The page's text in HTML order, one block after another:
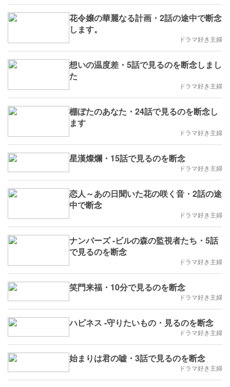
花令嬢の華麗なる計画・2話の途中で断念
します。
ドラマ好き主婦
想いの温度差・5話で見るのを断念しまし
た
ドラマ好き主婦
棚ぼたのあなた・24話で見るのを断念し
ます
ドラマ好き主婦
星漢燦爛・15話で見るのを断念
ドラマ好き主婦
恋人～あの日聞いた花の咲く音・2話の途
中で断念
ドラマ好き主婦
ナンバーズ -ビルの森の監視者たち・5話
で見るのを断念
ドラマ好き主婦
笑門来福・10分で見るのを断念
ドラマ好き主婦
ハピネス -守りたいもの・見るのを断念
ドラマ好き主婦
始まりは君の嘘・3話で見るのを断念
ドラマ好き主婦